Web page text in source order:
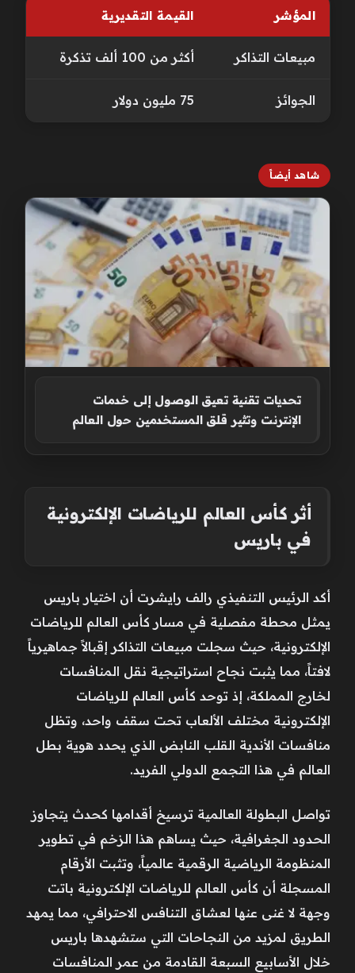
المؤشر القيمة التقديرية
مبيعات التذاكر أكثر من 100 ألف تذكرة
الجوائز 75 مليون دولار
شاهد أيضاً
تحديات تقنية تعيق الوصول إلى خدمات
الإنترنت وتثير قلق المستخدمين حول العالم
أثر كأس العالم للرياضات الإلكترونية
في باريس
أكد الرئيس التنفيذي رالف رايشرت أن اختيار باريس
يمثل محطة مفصلية في مسار كأس العالم للرياضات
الإلكترونية، حيث سجلت مبيعات التذاكر إقبالاً جماهيرياً
لافتاً، مما يثبت نجاح استراتيجية نقل المنافسات
لخارج المملكة، إذ توحد كأس العالم للرياضات
الإلكترونية مختلف الألعاب تحت سقف واحد، وتظل
منافسات الأندية القلب النابض الذي يحدد هوية بطل
العالم في هذا التجمع الدولي الفريد.
تواصل البطولة العالمية ترسيخ أقدامها كحدث يتجاوز
الحدود الجغرافية، حيث يساهم هذا الزخم في تطوير
المنظومة الرياضية الرقمية عالمياً، وتثبت الأرقام
المسجلة أن كأس العالم للرياضات الإلكترونية باتت
وجهة لا غنى عنها لعشاق التنافس الاحترافي، مما يمهد
الطريق لمزيد من النجاحات التي ستشهدها باريس
خلال الأسابيع السبعة القادمة من عمر المنافسات